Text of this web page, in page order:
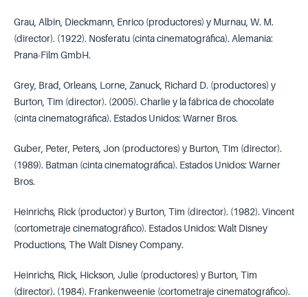
Grau, Albin, Dieckmann, Enrico (productores) y Murnau, W. M.
(director). (1922). Nosferatu (cinta cinematográfica). Alemania:
Prana-Film GmbH.
Grey, Brad, Orleans, Lorne, Zanuck, Richard D. (productores) y
Burton, Tim (director). (2005). Charlie y la fábrica de chocolate
(cinta cinematográfica). Estados Unidos: Warner Bros.
Guber, Peter, Peters, Jon (productores) y Burton, Tim (director).
(1989). Batman (cinta cinematográfica). Estados Unidos: Warner
Bros.
Heinrichs, Rick (productor) y Burton, Tim (director). (1982). Vincent
(cortometraje cinematográfico). Estados Unidos: Walt Disney
Productions, The Walt Disney Company.
Heinrichs, Rick, Hickson, Julie (productores) y Burton, Tim
(director). (1984). Frankenweenie (cortometraje cinematográfico).